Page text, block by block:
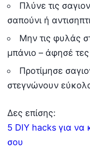
Πλύνε τις
σαπούνι ή
Μην τις φυλάς
μπάνιο – άφησέ
Προτίμησε
στεγνώνουν
Δες επίσης:
5 DIY hacks για να
σου